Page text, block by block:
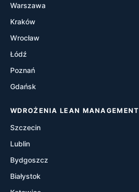
Poka-Yoke
Hoshin Kanri
Just-In-Time (JIT)
Waste Walk
Warszawa
Kraków
Wrocław
Łódź
Poznań
Gdańsk
WDROŻENIA LEAN MANAGEMENT
Szczecin
Lublin
Bydgoszcz
Białystok